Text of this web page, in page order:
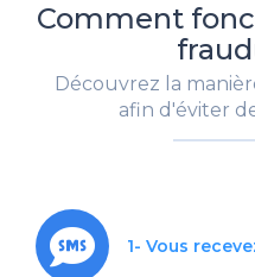
Comment
Découvrez la
afin d'éviter
1- Vous